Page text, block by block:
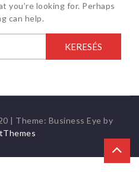
you’re looking for. Perhaps
can help.
| Theme: Business Eye by